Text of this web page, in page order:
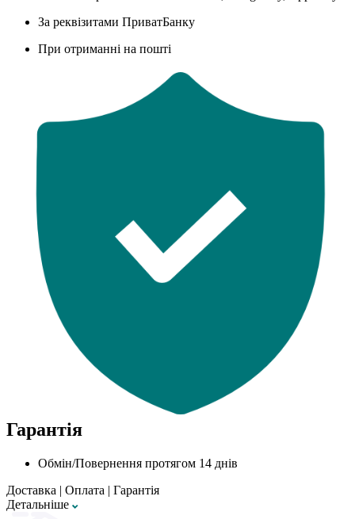
За реквізитами ПриватБанку
При отриманні на пошті
Гарантія
Обмін/Повернення протягом 14 днів
Доставка | Оплата | Гарантія
Детальнiше